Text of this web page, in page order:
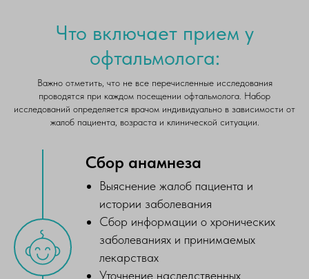
Что включает прием у
офтальмолога:
Важно отметить, что не все перечисленные исследования
проводятся при каждом посещении офтальмолога. Набор
исследований определяется врачом индивидуально в зависимости от
жалоб пациента, возраста и клинической ситуации.
Сбор анамнеза
Выяснение жалоб пациента и
истории заболевания
Сбор информации о хронических
заболеваниях и принимаемых
лекарствах
Уточнение наследственных